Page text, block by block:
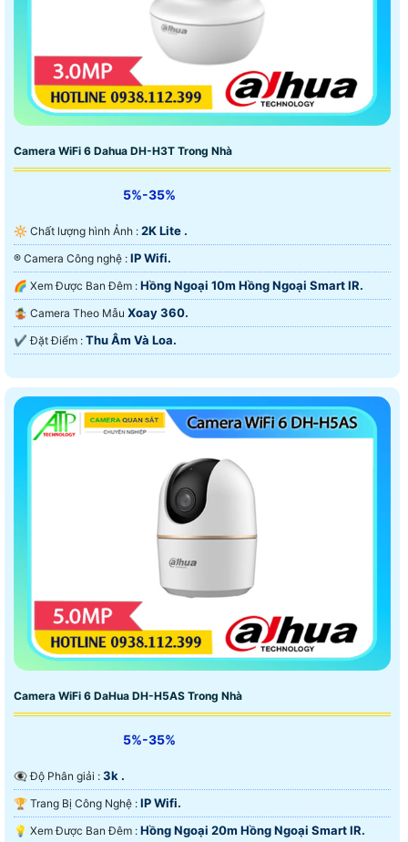
Camera WiFi 6 Dahua DH-H3T Trong Nhà
5%-35%
🔆 Chất lượng hình Ảnh : 2K Lite .
®️ Camera Công nghệ : IP Wifi.
🌈 Xem Được Ban Đêm : Hồng Ngoại 10m Hồng Ngoại Smart IR.
🤹 Camera Theo Mẫu Xoay 360.
️✔️ Đặt Điểm : Thu Âm Và Loa.
Camera WiFi 6 DaHua DH-H5AS Trong Nhà
5%-35%
👁️‍🗨 Độ Phân giải : 3k .
🏆 Trang Bị Công Nghệ : IP Wifi.
💡 Xem Được Ban Đêm : Hồng Ngoại 20m Hồng Ngoại Smart IR.